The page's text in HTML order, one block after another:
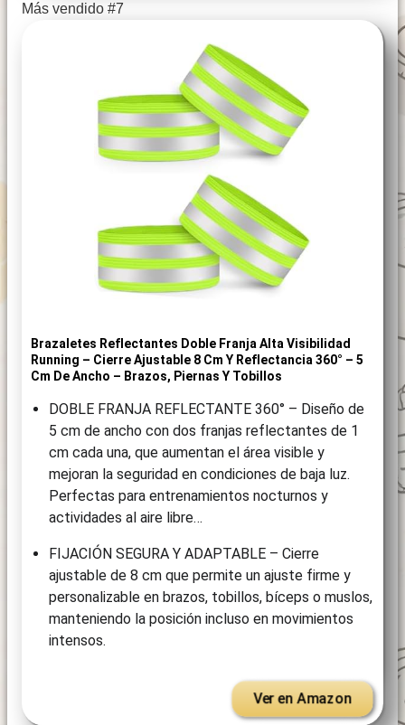
Más vendido #7
Brazaletes Reflectantes Doble Franja Alta Visibilidad
Running – Cierre Ajustable 8 Cm Y Reflectancia 360° – 5
Cm De Ancho – Brazos, Piernas Y Tobillos
DOBLE FRANJA REFLECTANTE 360° – Diseño de
5 cm de ancho con dos franjas reflectantes de 1
cm cada una, que aumentan el área visible y
mejoran la seguridad en condiciones de baja luz.
Perfectas para entrenamientos nocturnos y
actividades al aire libre…
FIJACIÓN SEGURA Y ADAPTABLE – Cierre
ajustable de 8 cm que permite un ajuste firme y
personalizable en brazos, tobillos, bíceps o muslos,
manteniendo la posición incluso en movimientos
intensos.
Ver en Amazon